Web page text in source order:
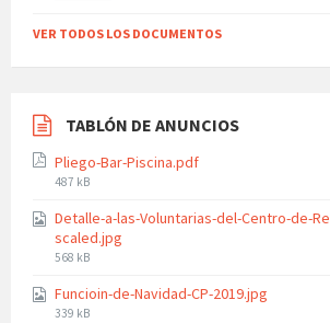
VER TODOS LOS DOCUMENTOS
TABLÓN DE ANUNCIOS
Pliego-Bar-Piscina.pdf
File
487 kB
Detalle-a-las-Voluntarias-del-Centro-de-
scaled.jpg
File
568 kB
Funcioin-de-Navidad-CP-2019.jpg
File
339 kB